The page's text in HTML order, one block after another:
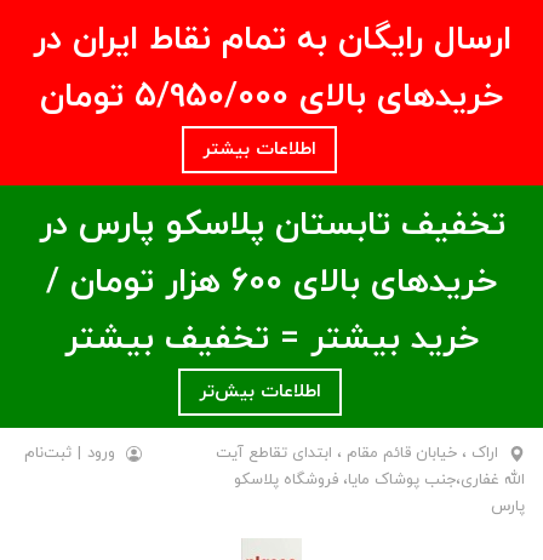
ارسال رایگان به تمام نقاط ایران در
خریدهای بالای ۵/950/000 تومان
اطلاعات بیشتر
تخفیف تابستان پلاسکو پارس در
خریدهای بالای ۶00 هزار تومان /
خرید بیشتر = تخفیف بیشتر
اطلاعات بیش‌تر
اراک ، خیابان قائم مقام ، ابتدای تقاطع آیت
الله غفاری،جنب پوشاک مایا، فروشگاه پلاسکو
پارس
ورود | ثبت‌نام